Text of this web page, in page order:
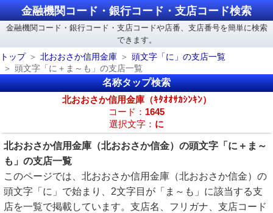
金融機関コード・銀行コード・支店コード検索
金融機関コード・銀行コード・支店コードや店番、支店番号を簡単に検索
できます。
トップ
北おおさか信用金庫
頭文字「に」の支店一覧
頭文字「に＋ま～も」の支店一覧
名称タップ検索
北おおさか信用金庫（ｷﾀｵｵｻｶｼﾝｷﾝ）
コード： 1645
選択文字： に
北おおさか信用金庫（北おおさか信金）の頭文字「に＋ま～
も」の支店一覧
このページでは、北おおさか信用金庫（北おおさか信金）の
頭文字「に」で始まり、2文字目が「ま～も」に該当する支
店を一覧で掲載しています。支店名、フリガナ、支店コード